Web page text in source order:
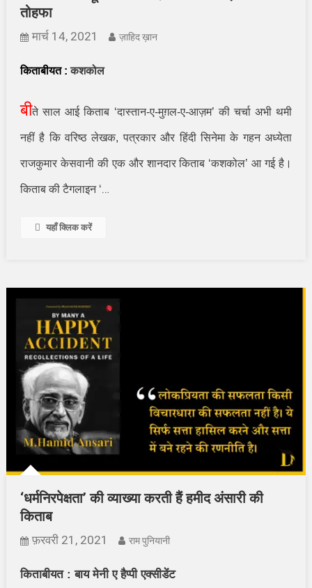
तोहफा
मार्च 14, 2021 ज़ाहिद ख़ान
किताबीयत:कशकोल
बीते साल आई किताब ‘दास्तान-ए-मुग़ल-ए-आज़म’की चर्चा अभी थमी
नहीं है कि वरिष्ठ लेखक,पत्रकार और हिंदी सिनेमा के गहन अध्येता
राजकुमार केसवानी की एक और शानदार किताब ‘कशकोल’आ गई है।
किताब की टैगलाइन ‘…
यहाँ क्लिक करें
‘धर्मनिरपेक्षता’ की व्याख्या करती हैं हमीद अंसारी की
किताब
फ़रवरी 21, 2021 राम पुनियानी
किताबीयत : बाय मेनी ए हैप्पी एक्सीडेंट